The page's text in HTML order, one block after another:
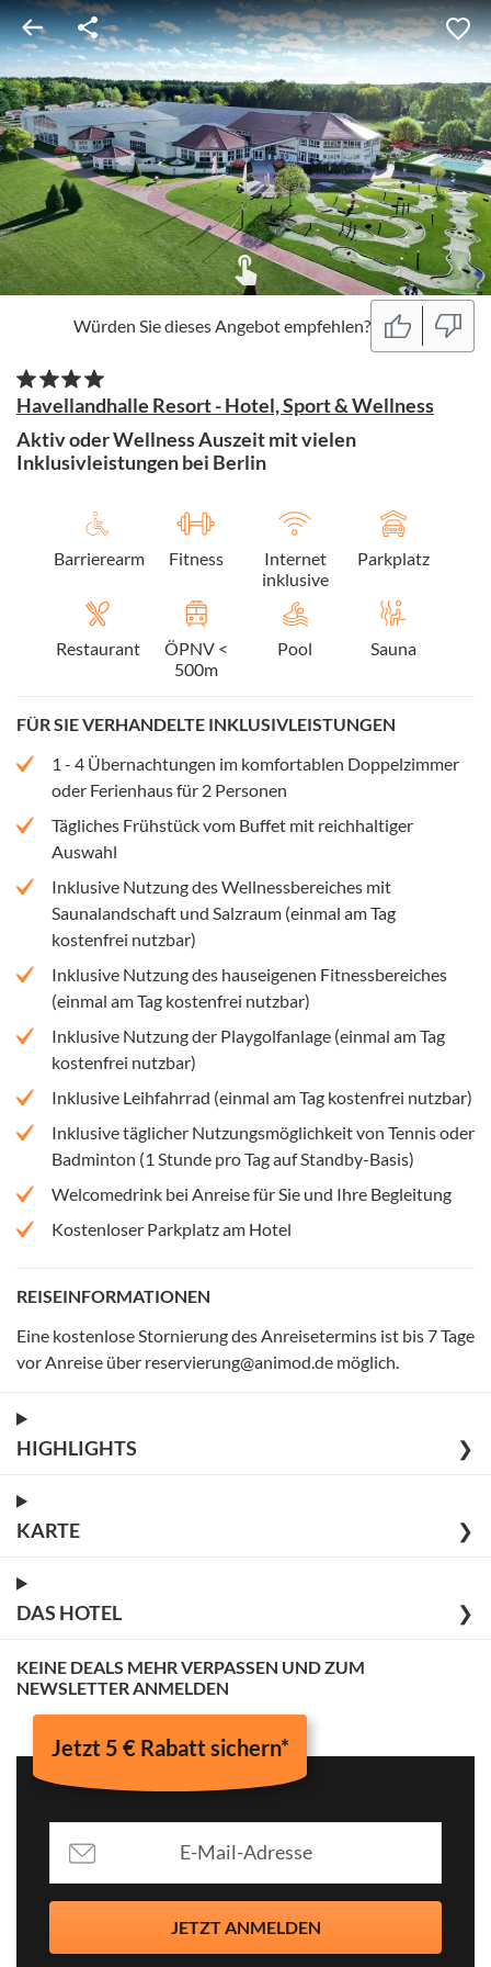
Würden Sie dieses Angebot empfehlen?
Havellandhalle Resort - Hotel, Sport & Wellness
Aktiv oder Wellness Auszeit mit vielen
Inklusivleistungen bei Berlin
Barrierearm Fitness
Internet
inklusive
Parkplatz
Restaurant
ÖPNV <
500m
Pool Sauna
FÜR SIE VERHANDELTE INKLUSIVLEISTUNGEN
1 - 4 Übernachtungen im komfortablen Doppelzimmer
oder Ferienhaus für 2 Personen
Tägliches Frühstück vom Buffet mit reichhaltiger
Auswahl
Inklusive Nutzung des Wellnessbereiches mit
Saunalandschaft und Salzraum (einmal am Tag
kostenfrei nutzbar)
Inklusive Nutzung des hauseigenen Fitnessbereiches
(einmal am Tag kostenfrei nutzbar)
Inklusive Nutzung der Playgolfanlage (einmal am Tag
kostenfrei nutzbar)
Inklusive Leihfahrrad (einmal am Tag kostenfrei nutzbar)
Inklusive täglicher Nutzungsmöglichkeit von Tennis oder
Badminton (1 Stunde pro Tag auf Standby-Basis)
Welcomedrink bei Anreise für Sie und Ihre Begleitung
Kostenloser Parkplatz am Hotel
REISEINFORMATIONEN
Eine kostenlose Stornierung des Anreisetermins ist bis 7 Tage
vor Anreise über reservierung@animod.de möglich
HIGHLIGHTS ❯
KARTE ❯
DAS HOTEL ❯
KEINE DEALS MEHR VERPASSEN UND ZUM
NEWSLETTER ANMELDEN
Jetzt 5 € Rabatt sichern*
JETZT ANMELDEN